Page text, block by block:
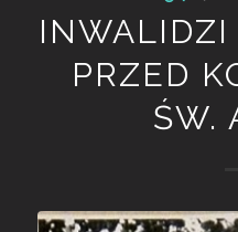
INWALIDZI
PRZED
ŚW.